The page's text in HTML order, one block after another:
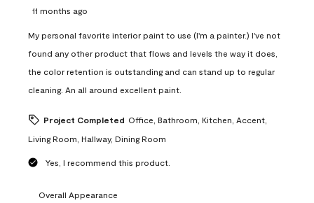
11 months ago
My personal favorite interior paint to use (I'm a painter.) I've not
found any other product that flows and levels the way it does,
the color retention is outstanding and can stand up to regular
cleaning. An all around excellent paint.
Project Completed Office, Bathroom, Kitchen, Accent,
Living Room, Hallway, Dining Room
Yes, I recommend this product.
Overall Appearance